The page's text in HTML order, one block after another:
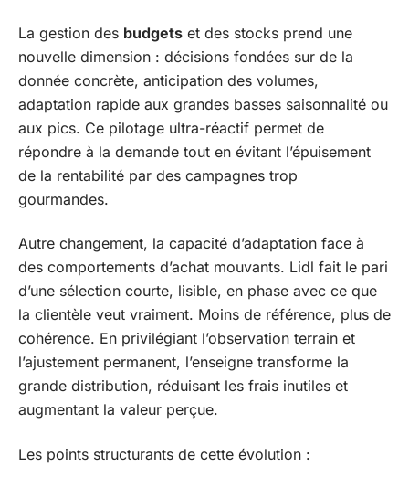
La gestion des budgets et des stocks prend une
nouvelle dimension : décisions fondées sur de la
donnée concrète, anticipation des volumes,
adaptation rapide aux grandes basses saisonnalité ou
aux pics. Ce pilotage ultra-réactif permet de
répondre à la demande tout en évitant l’épuisement
de la rentabilité par des campagnes trop
gourmandes.
Autre changement, la capacité d’adaptation face à
des comportements d’achat mouvants. Lidl fait le pari
d’une sélection courte, lisible, en phase avec ce que
la clientèle veut vraiment. Moins de référence, plus de
cohérence. En privilégiant l’observation terrain et
l’ajustement permanent, l’enseigne transforme la
grande distribution, réduisant les frais inutiles et
augmentant la valeur perçue.
Les points structurants de cette évolution :